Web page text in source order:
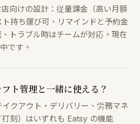
向けの設計：従量課金（高い月額
持ち運び可、リマインドと予約金
トラブル時はチームが対応。現在
です。
ト管理と一緒に使える？
クアウト・デリバリー、労務マネ
刻）はいずれも Eatsy の機能